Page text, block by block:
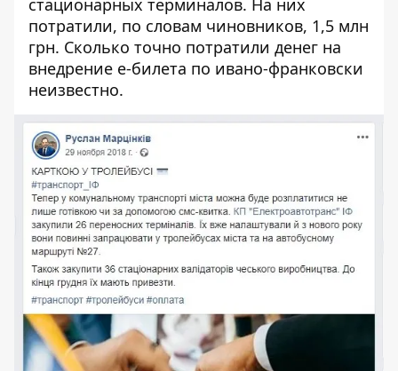
потратили, по словам чиновников, 1,5 млн
грн. Сколько точно потратили денег на
внедрение е-билета по ивано-франковски
неизвестно.